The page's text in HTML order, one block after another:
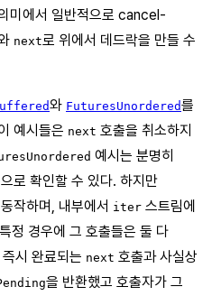
미에서 일반적으로 cancel-
next로 위에서 데드락을 만들 수
와 FuturesUnordered를
예시들은 next 호출을 취소하지
예시는 분명히
로 확인할 수 있다. 하지만
작하며, 내부에서 iter 스트림에
정 경우에 그 호출들은 둘 다
시 완료되는 next 호출과 사실상
을 반환했고 호출자가 그